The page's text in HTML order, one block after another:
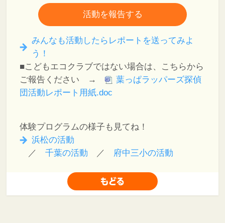
活動を報告する
みんなも活動したらレポートを送ってみよ
う！
■こどもエコクラブではない場合は、こちらから
ご報告ください →
葉っぱラッパーズ探偵
団活動レポート用紙.doc
体験プログラムの様子も見てね！
浜松の活動
／ 千葉の活動 ／ 府中三小の活動